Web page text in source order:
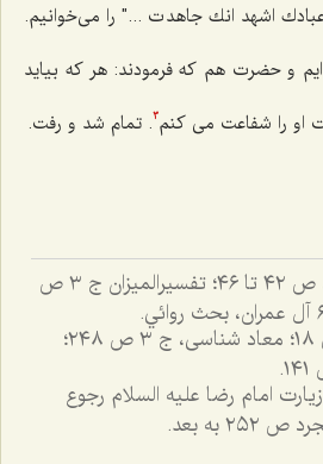
اشهد انك جاهدت ..." را می‌خوانیم.
و حضرت هم كه فرمودند: هر كه بیاید
او را شفاعت می كنم3 . تمام شد و رفت.
رساله اجتهاد و تقليد ص ٤٢ تا ٤٦؛ تفسيرالميزان ج ٣ ص
اصول کافى، ج ٢ ص ١٨؛ معاد شناسى، ج ٣ ص ٢٤٨؛
امام رضا عليه السلام رجوع
به بعد.